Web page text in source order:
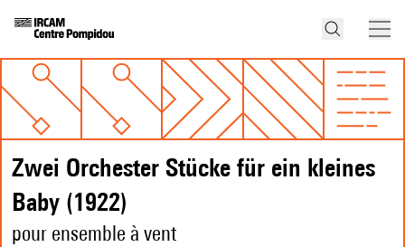
Zwei Orchester Stücke für ein kleines
Baby (1922)
pour ensemble à vent